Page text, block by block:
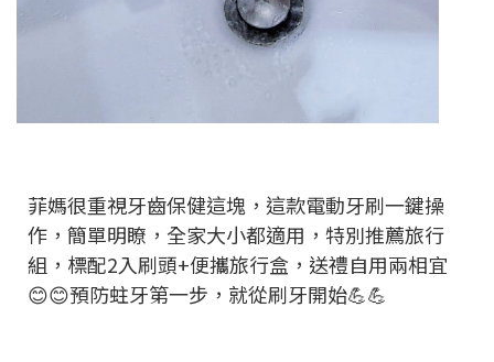
菲媽很重視牙齒保健這塊，這款電動牙刷一鍵操
作，簡單明瞭，全家大小都適用，特別推薦旅行
組，標配2入刷頭+便攜旅行盒，送禮自用兩相宜
😊😊預防蛀牙第一步，就從刷牙開始💪💪